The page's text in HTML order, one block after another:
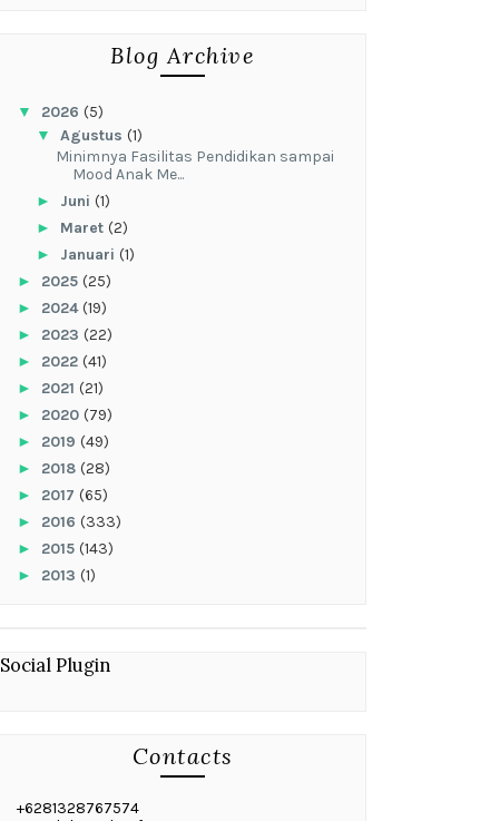
Blog Archive
▼ 2026 (5)
▼ Agustus (1)
‎Minimnya Fasilitas Pendidikan sampai
Mood Anak Me...
► Juni (1)
► Maret (2)
► Januari (1)
► 2025 (25)
► 2024(19)
► 2023 (22)
► 2022 (41)
► 2021 (21)
► 2020 (79)
► 2019 (49)
► 2018 (28)
► 2017 (65)
► 2016 (333)
► 2015 (143)
► 2013 (1)
Social Plugin
Contacts
+6281328767574